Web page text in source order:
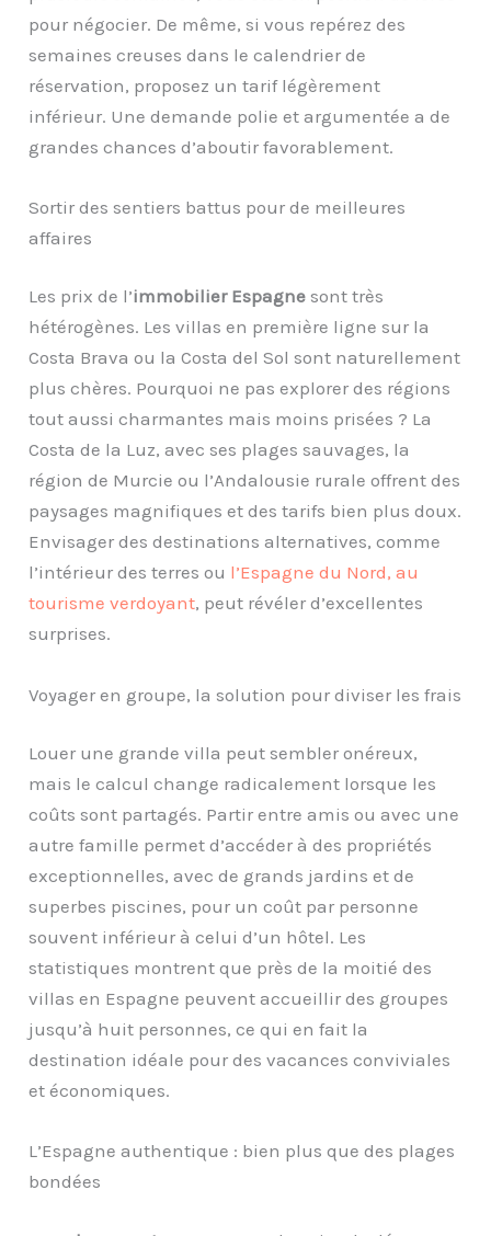
pour négocier. De même, si vous repérez des
semaines creuses dans le calendrier de
réservation, proposez un tarif légèrement
inférieur. Une demande polie et argumentée a de
grandes chances d’aboutir favorablement.
Sortir des sentiers battus pour de meilleures
affaires
Les prix de l’immobilier Espagne sont très
hétérogènes. Les villas en première ligne sur la
Costa Brava ou la Costa del Sol sont naturellement
plus chères. Pourquoi ne pas explorer des régions
tout aussi charmantes mais moins prisées ? La
Costa de la Luz, avec ses plages sauvages, la
région de Murcie ou l’Andalousie rurale offrent des
paysages magnifiques et des tarifs bien plus doux.
Envisager des destinations alternatives, comme
l’intérieur des terres ou l’Espagne du Nord, au
tourisme verdoyant, peut révéler d’excellentes
surprises.
Voyager en groupe, la solution pour diviser les frais
Louer une grande villa peut sembler onéreux,
mais le calcul change radicalement lorsque les
coûts sont partagés. Partir entre amis ou avec une
autre famille permet d’accéder à des propriétés
exceptionnelles, avec de grands jardins et de
superbes piscines, pour un coût par personne
souvent inférieur à celui d’un hôtel. Les
statistiques montrent que près de la moitié des
villas en Espagne peuvent accueillir des groupes
jusqu’à huit personnes, ce qui en fait la
destination idéale pour des vacances conviviales
et économiques.
L’Espagne authentique : bien plus que des plages
bondées